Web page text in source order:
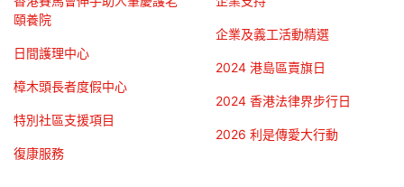
頤養院
日間護理中心
樟木頭長者度假中心
特別社區支援項目
復康服務
企業及義工活動精選
2024 港島區賣旗日
2024 香港法律界步行日
2026 利是傳愛大行動